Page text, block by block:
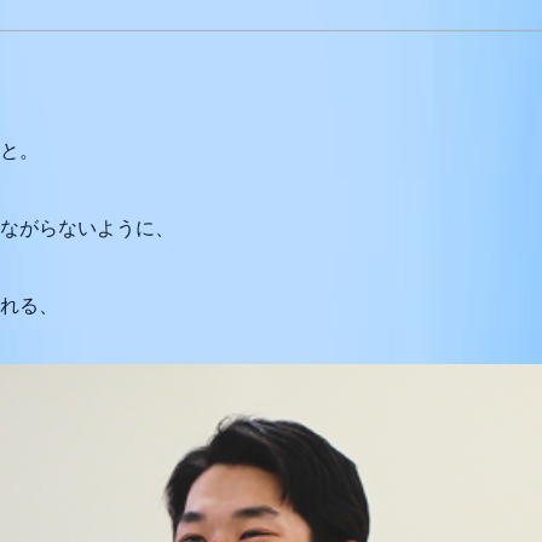
。
がらないように、
る、